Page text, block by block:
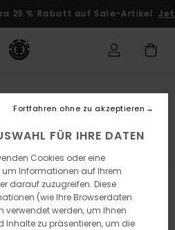
auf Sale-Artikel Jetzt
105Ergebnisse
FÜR IHRE DATEN
Cookies oder eine
Informationen auf Ihrem
darauf zuzugreifen. Diese
(wie Ihre Browserdaten
verwendet werden, um Ihnen
Inhalte zu präsentieren, um die
Fortfahren ohne zu akzeptieren